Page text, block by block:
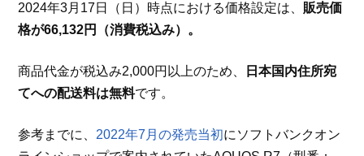
2024年3月17日（日）時点における価格設定は、 販売価
格が66,132円（消費税込み）。
商品代金が税込み2,000円以上のため、
日本国内住所宛
てへの配送料は無料です。
参考までに、 2022年7月の発売当初にソフトバンクオン